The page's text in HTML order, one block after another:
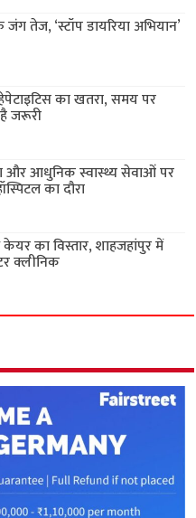
तेज, ‘स्टॉप डायरिया अभियान’
का खतरा, समय पर
जरूरी
और आधुनिक स्वास्थ्य सेवाओं पर
का दौरा
का विस्तार, शाहजहांपुर में
क्लीनिक